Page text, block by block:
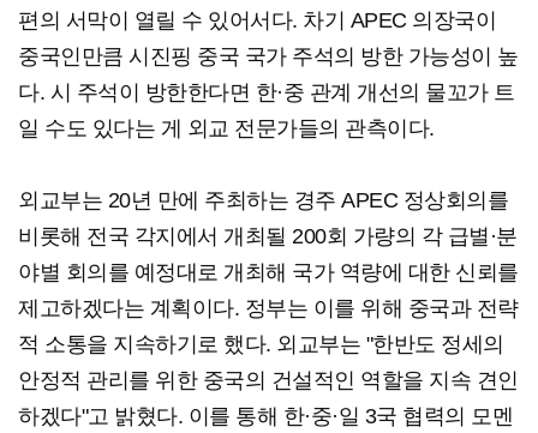
편의 서막이 열릴 수 있어서다. 차기 APEC 의장국이
중국인만큼 시진핑 중국 국가 주석의 방한 가능성이 높
다. 시 주석이 방한한다면 한·중 관계 개선의 물꼬가 트
일 수도 있다는 게 외교 전문가들의 관측이다.
외교부는 20년 만에 주최하는 경주 APEC 정상회의를
비롯해 전국 각지에서 개최될 200회 가량의 각 급별·분
야별 회의를 예정대로 개최해 국가 역량에 대한 신뢰를
제고하겠다는 계획이다. 정부는 이를 위해 중국과 전략
적 소통을 지속하기로 했다. 외교부는 "한반도 정세의
안정적 관리를 위한 중국의 건설적인 역할을 지속 견인
하겠다"고 밝혔다. 이를 통해 한·중·일 3국 협력의 모멘